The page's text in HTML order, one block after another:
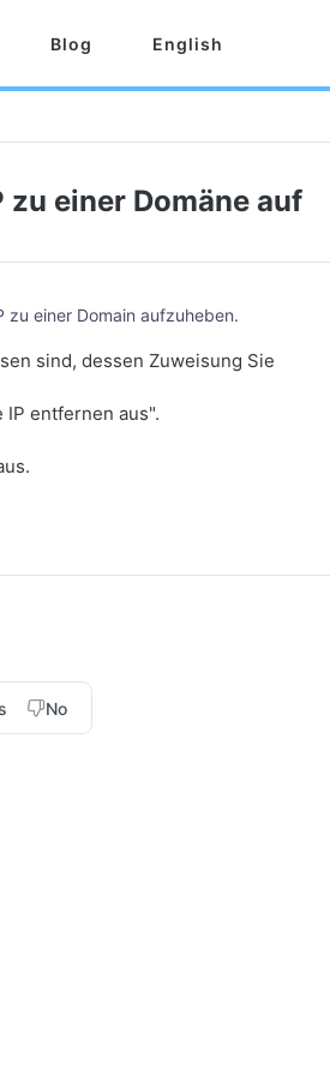
Blog English
einer Domäne auf
zu einer Domain aufzuheben.
sind, dessen Zuweisung Sie
entfernen aus".
No